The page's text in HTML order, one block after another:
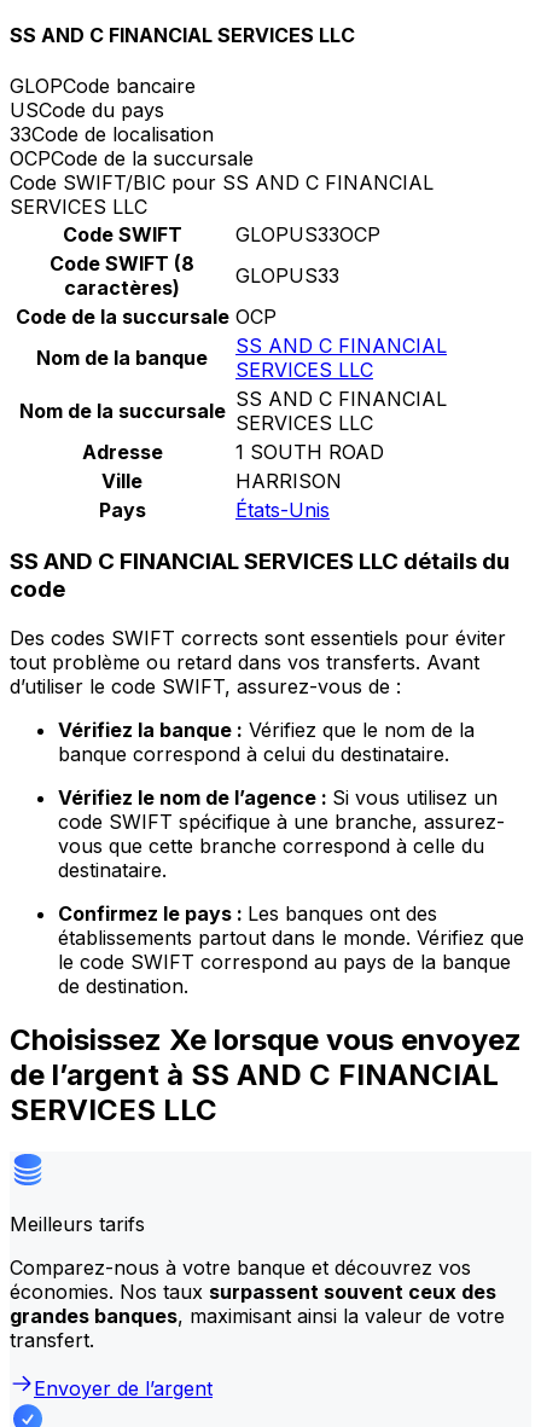
SS AND C FINANCIAL SERVICES LLC
GLOPCode bancaire
USCode du pays
33Code de localisation
OCPCode de la succursale
Code SWIFT/BIC pour SS AND C FINANCIAL
SERVICES LLC
Code SWIFT
GLOPUS33OCP
Code SWIFT (8
caractères)
GLOPUS33
Code de la succursale OCP
Nom de la banque
SS AND C FINANCIAL
SERVICES LLC
Nom de la succursale SS AND C FINANCIAL
SERVICES LLC
Adresse
1 SOUTH ROAD
Ville
HARRISON
Pays
États-Unis
SS AND C FINANCIAL SERVICES LLC détails du
code
Des codes SWIFT corrects sont essentiels pour éviter
tout problème ou retard dans vos transferts. Avant
d’utiliser le code SWIFT, assurez-vous de :
Vérifiez la banque : Vérifiez que le nom de la
banque correspond à celui du destinataire.
Vérifiez le nom de l’agence : Si vous utilisez un
code SWIFT spécifique à une branche, assurez-
vous que cette branche correspond à celle du
destinataire.
Confirmez le pays : Les banques ont des
établissements partout dans le monde. Vérifiez que
le code SWIFT correspond au pays de la banque
de destination.
Choisissez Xe lorsque vous envoyez
de l’argent à SS AND C FINANCIAL
SERVICES LLC
Meilleurs tarifs
Comparez-nous à votre banque et découvrez vos
économies. Nos taux surpassent souvent ceux des
grandes banques, maximisant ainsi la valeur de votre
transfert.
Envoyer de l’argent